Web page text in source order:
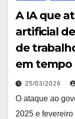
A IA que
artificial
de
em tempo
25/03/2026
O ataque ao
2025 e